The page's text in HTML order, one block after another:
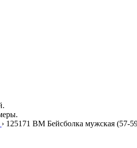
› 125171 BM Бейсболка мужская (57-